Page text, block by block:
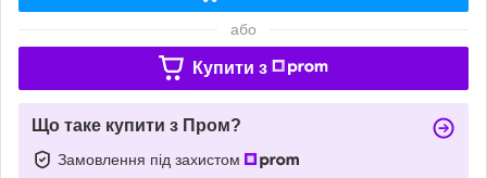
або
Купити з
Що таке купити з Пром?
Замовлення під захистом